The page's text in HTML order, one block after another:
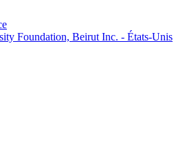
Foundation, Beirut Inc. - États-Unis